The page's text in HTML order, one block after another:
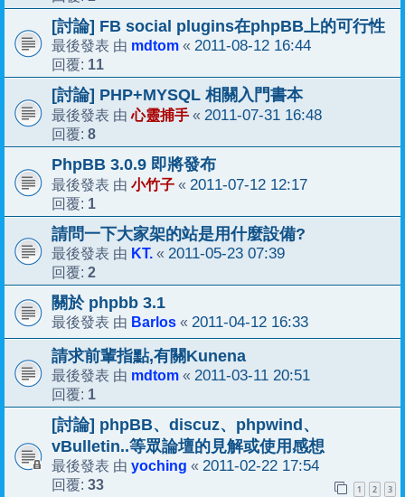
[討論] FB social plugins在phpBB上的可行性
最後發表 由 mdtom « 2011-08-12 16:44
回覆: 11
[討論] PHP+MYSQL 相關入門書本
最後發表 由心靈捕手 « 2011-07-31 16:48
回覆: 8
PhpBB 3.0.9 即將發布
最後發表 由 小竹子 « 2011-07-12 12:17
回覆: 1
請問一下大家架的站是用什麼設備?
最後發表 由 KT. « 2011-05-23 07:39
回覆: 2
關於 phpbb 3.1
最後發表 由 Barlos « 2011-04-12 16:33
請求前輩指點,有關Kunena
最後發表 由 mdtom « 2011-03-11 20:51
回覆: 1
[討論] phpBB、discuz、phpwind、
vBulletin..等眾論壇的見解或使用感想
最後發表 由 yoching « 2011-02-22 17:54
回覆: 33 1 2 3